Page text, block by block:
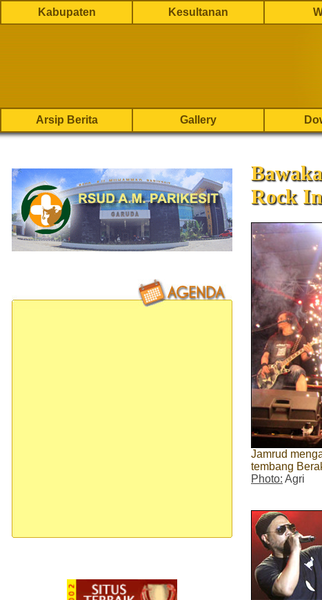
Kabupaten Kesultanan
Arsip Berita Gallery
Rock
Jamrud
tembang
Photo: Agri